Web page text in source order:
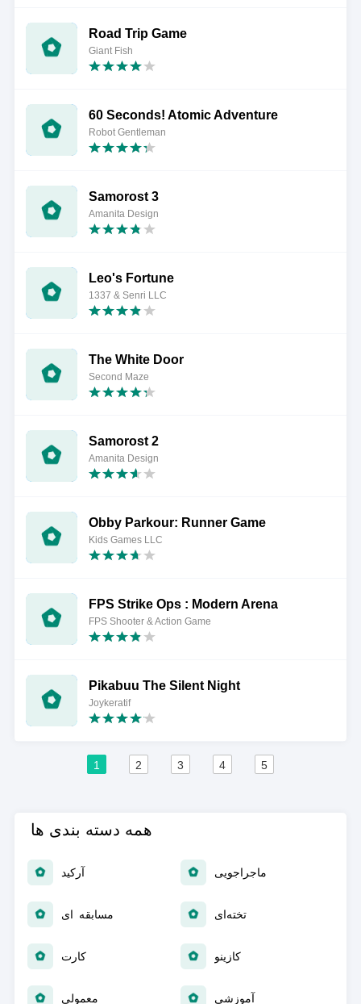
Road Trip Game
Giant Fish
60 Seconds! Atomic Adventure
Robot Gentleman
Samorost 3
Amanita Design
Leo's Fortune
1337 & Senri LLC
The White Door
Second Maze
Samorost 2
Amanita Design
Obby Parkour: Runner Game
Kids Games LLC
FPS Strike Ops : Modern Arena
FPS Shooter & Action Game
Pikabuu The Silent Night
Joykeratif
1 2 3 4 5
همه دسته بندی ها
آرکید ماجراجویی
مسابقه ای تخته‌ای
کارت کازینو
معمولی آموزشی